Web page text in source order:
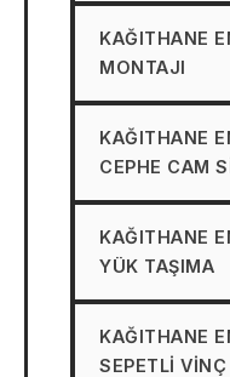
KAĞITHANE
MONTAJI
KAĞITHANE
CEPHE CAM
KAĞITHANE
YÜK TAŞIMA
KAĞITHANE
SEPETLI VINÇ